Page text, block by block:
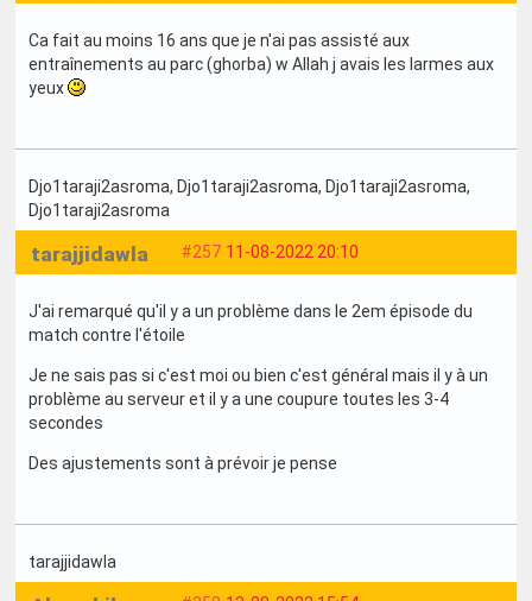
Ca fait au moins 16 ans que je n'ai pas assisté aux
entraînements au parc (ghorba) w Allah j avais les larmes aux
yeux
Djo1taraji2asroma, Djo1taraji2asroma, Djo1taraji2asroma,
Djo1taraji2asroma
#257 11-08-2022 20:10
tarajjidawla
J'ai remarqué qu'il y a un problème dans le 2em épisode du
match contre l'étoile
Je ne sais pas si c'est moi ou bien c'est général mais il y à un
problème au serveur et il y a une coupure toutes les 3-4
secondes
Des ajustements sont à prévoir je pense
tarajjidawla